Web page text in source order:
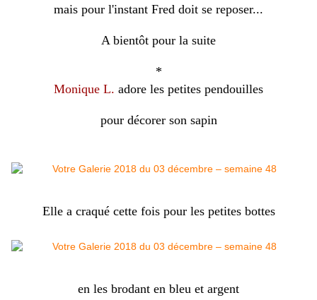
mais pour l'instant Fred doit se reposer...
A bientôt pour la suite
*
Monique L. adore les petites pendouilles
pour décorer son sapin
Elle a craqué cette fois pour les petites bottes
en les brodant en bleu et argent